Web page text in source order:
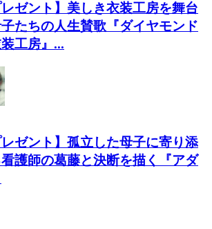
レゼント】美しき衣装工房を舞台
たちの人生賛歌『ダイヤモンド
工房』...
レゼント】孤立した母子に寄り添
護師の葛藤と決断を描く『アダ